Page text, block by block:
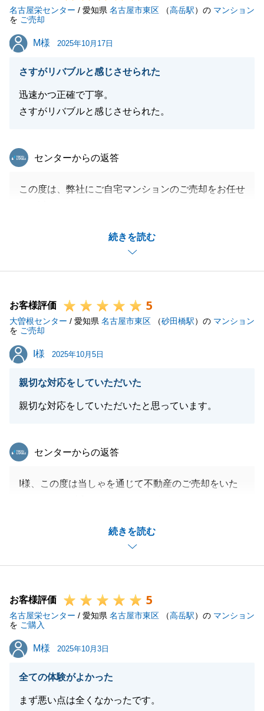
名古屋栄センター / 愛知県 名古屋市東区 （高岳駅）の マンション
を ご売却
M様
M様 2025年10月17日
さすがリバブルと感じさせられた
迅速かつ正確で丁寧。
さすがリバブルと感じさせられた。
続きを読む
東急リバブル
センターからの返答
この度は、弊社にご自宅マンションのご売却をお任せ
げで無事、進めることができました。
今後も不動産に関するご相談等、ございましたら是
非、弊社をご利用下さいませ。
お客様評価 5
大曽根センター / 愛知県 名古屋市東区 （砂田橋駅）の マンション
を ご売却
I様
I様 2025年10月5日
親切な対応をしていただいた
親切な対応をしていただいたと思っています。
続きを読む
東急リバブル
センターからの返答
I様、この度は当しゃを通じて不動産のご売却をいた
法書士の先生にもお力添えいただき、最終的に無事お
取引が出来たこと、大変嬉しく思っております。
今後とも、お力になれることがございましたら、精一
お客様評価 5
名古屋栄センター / 愛知県 名古屋市東区 （高岳駅）の マンション
を ご購入
M様
M様 2025年10月3日
全ての体験がよかった
まず悪い点は全くなかったです。